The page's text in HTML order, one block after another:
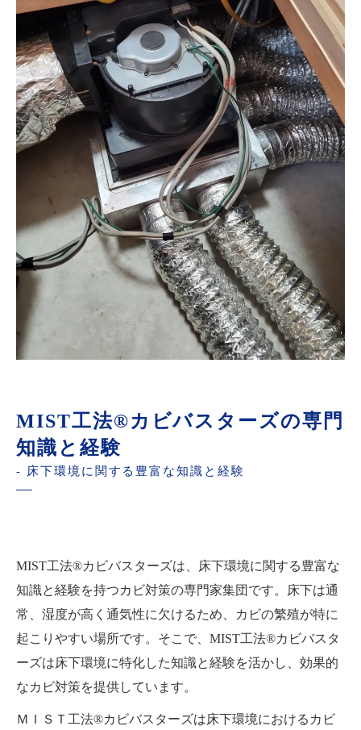
MIST工法®カビバスターズの専門
知識と経験
- 床下環境に関する豊富な知識と経験
MIST工法®カビバスターズは、床下環境に関する豊富な
知識と経験を持つカビ対策の専門家集団です。床下は通
常、湿度が高く通気性に欠けるため、カビの繁殖が特に
起こりやすい場所です。そこで、MIST工法®カビバスタ
ーズは床下環境に特化した知識と経験を活かし、効果的
なカビ対策を提供しています。
ＭＩＳＴ工法®カビバスターズは床下環境におけるカビ